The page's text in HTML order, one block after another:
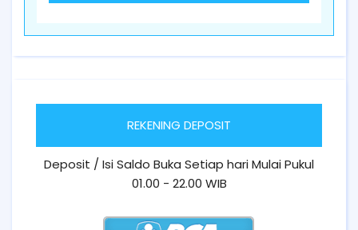
REKENING DEPOSIT
Deposit / Isi Saldo Buka Setiap hari Mulai Pukul
01.00 - 22.00 WIB